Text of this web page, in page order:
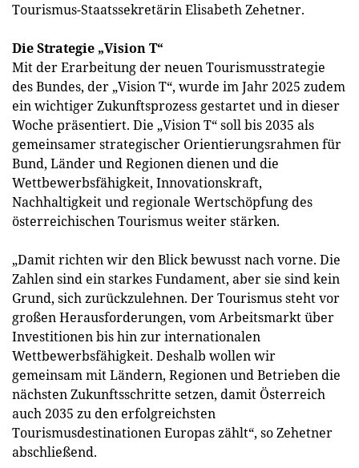
Tourismus-Staatssekretärin Elisabeth Zehetner.
Die Strategie „Vision T“
Mit der Erarbeitung der neuen Tourismusstrategie
des Bundes, der „Vision T“, wurde im Jahr 2025 zudem
ein wichtiger Zukunftsprozess gestartet und in dieser
Woche präsentiert. Die „Vision T“ soll bis 2035 als
gemeinsamer strategischer Orientierungsrahmen für
Bund, Länder und Regionen dienen und die
Wettbewerbsfähigkeit, Innovationskraft,
Nachhaltigkeit und regionale Wertschöpfung des
österreichischen Tourismus weiter stärken.
„Damit richten wir den Blick bewusst nach vorne. Die
Zahlen sind ein starkes Fundament, aber sie sind kein
Grund, sich zurückzulehnen. Der Tourismus steht vor
großen Herausforderungen, vom Arbeitsmarkt über
Investitionen bis hin zur internationalen
Wettbewerbsfähigkeit. Deshalb wollen wir
gemeinsam mit Ländern, Regionen und Betrieben die
nächsten Zukunftsschritte setzen, damit Österreich
auch 2035 zu den erfolgreichsten
Tourismusdestinationen Europas zählt“, so Zehetner
abschließend.